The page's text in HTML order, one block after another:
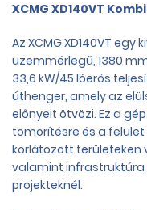
XCMG XD140VT
Az XCMG XD140VT
üzemmérlegű, 1380
33,6 kW/45 lóerős
úthenger, amely az
előnyeit ötvözi. Ez a
tömörítésre és a felület
korlátozott területeken
valamint infrastruktúra
projekteknél.